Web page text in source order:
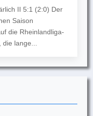
II 5:1 (2:0) Der
Saison
die Rheinlandliga-
lange...